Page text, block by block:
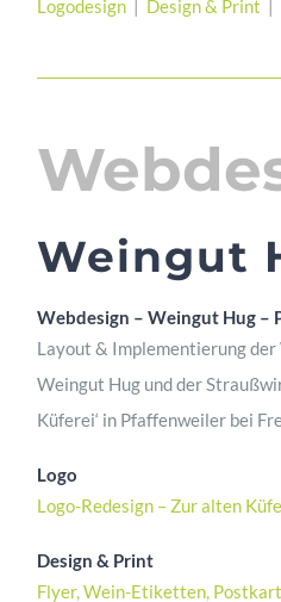
Logodesign | Design & Print |
Weingut
Webdesign – Weingut Hug –
Layout & Implementierung
Weingut Hug und der
Küferei‘ in Pfaffenweiler bei
Logo
Logo-Redesign – Zur alten
Design & Print
Flyer, Wein-Etiketten,